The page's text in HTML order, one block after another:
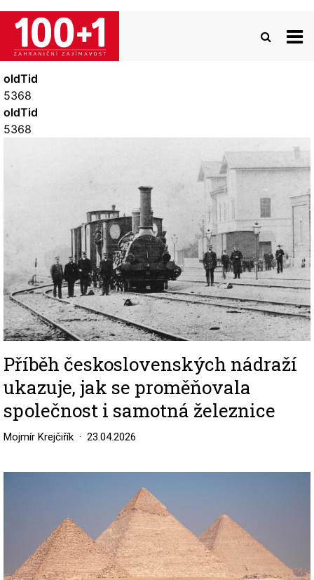
Přejít
hlavnímu
obsahu
oldTid
5368
oldTid
5368
Příběh československých nádraží
ukazuje, jak se proměňovala
společnost i samotná železnice
Mojmír Krejčiřík 23.04.2026